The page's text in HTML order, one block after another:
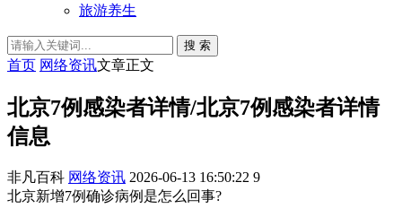
旅游养生
搜 索
首页 网络资讯文章正文
北京7例感染者详情/北京7例感染者详情
信息
非凡百科 网络资讯 2026-06-13 16:50:22 9
北京新增7例确诊病例是怎么回事?